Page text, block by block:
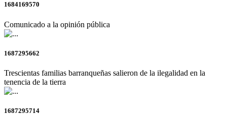
1684169570
Comunicado a la opinión pública
1687295662
Trescientas familias barranqueñas salieron de la ilegalidad en la
tenencia de la tierra
1687295714